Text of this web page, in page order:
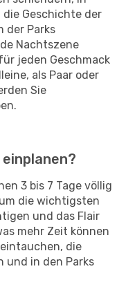
die Geschichte der
der Parks
Nachtszene
jeden Geschmack
als Paar oder
Sie
3 bis 7 Tage völlig
die wichtigsten
und das Flair
mehr Zeit können
die
und in den Parks